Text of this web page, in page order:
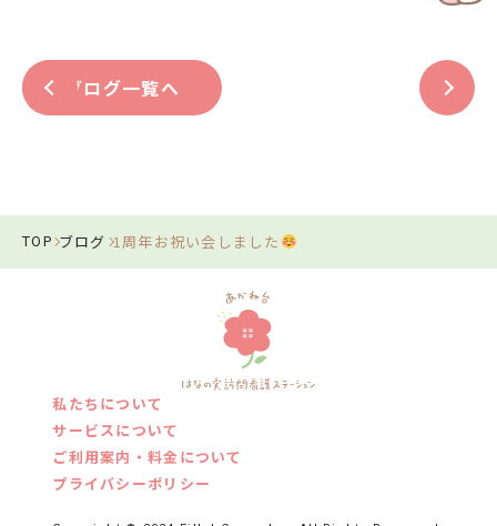
ブログ一覧へ
TOP ブログ 1周年お祝い会しました
私たちについて
サービスについて
ご利用案内・料金について
プライバシーポリシー